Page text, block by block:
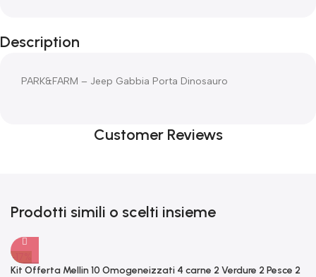
Description
PARK&FARM – Jeep Gabbia Porta Dinosauro
Customer Reviews
Prodotti simili o scelti insieme
-17%
Kit Offerta Mellin 10 Omogeneizzati 4 carne 2 Verdure 2 Pesce 2